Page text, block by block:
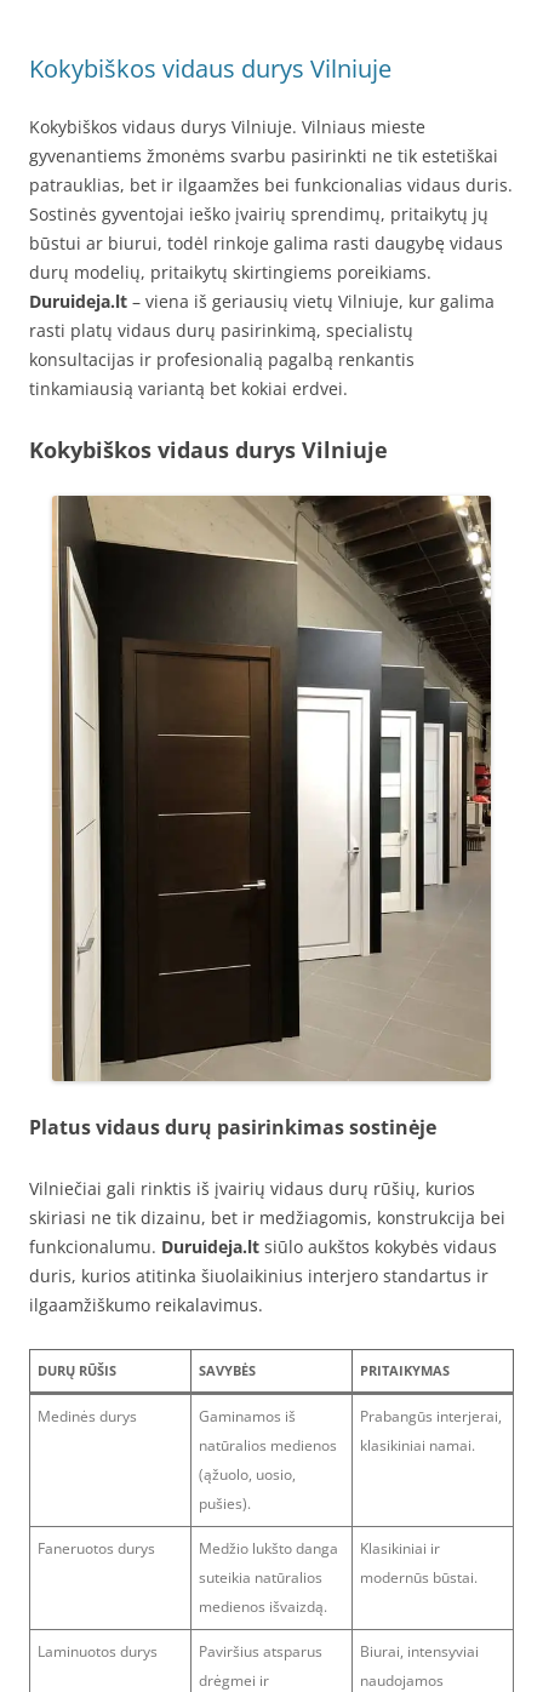
Kokybiškos vidaus durys Vilniuje
Kokybiškos vidaus durys Vilniuje. Vilniaus mieste
gyvenantiems žmonėms svarbu pasirinkti ne tik estetiškai
patrauklias, bet ir ilgaamžes bei funkcionalias vidaus duris.
Sostinės gyventojai ieško įvairių sprendimų, pritaikytų jų
būstui ar biurui, todėl rinkoje galima rasti daugybę vidaus
durų modelių, pritaikytų skirtingiems poreikiams.
Duruideja.lt – viena iš geriausių vietų Vilniuje, kur galima
rasti platų vidaus durų pasirinkimą, specialistų
konsultacijas ir profesionalią pagalbą renkantis
tinkamiausią variantą bet kokiai erdvei.
Kokybiškos vidaus durys Vilniuje
Platus vidaus durų pasirinkimas sostinėje
Vilniečiai gali rinktis iš įvairių vidaus durų rūšių, kurios
skiriasi ne tik dizainu, bet ir medžiagomis, konstrukcija bei
funkcionalumu. Duruideja.lt siūlo aukštos kokybės vidaus
duris, kurios atitinka šiuolaikinius interjero standartus ir
ilgaamžiškumo reikalavimus.
DURŲ RŪŠIS SAVYBĖS PRITAIKYMAS
Medinės durys
Gaminamos iš
natūralios medienos
(ąžuolo, uosio,
pušies).
Prabangūs interjerai,
klasikiniai namai.
Faneruotos durys
Medžio lukšto danga
suteikia natūralios
medienos išvaizdą.
Klasikiniai ir
modernūs būstai.
Laminuotos durys
Paviršius atsparus
drėgmei ir
Biurai, intensyviai
naudojamos